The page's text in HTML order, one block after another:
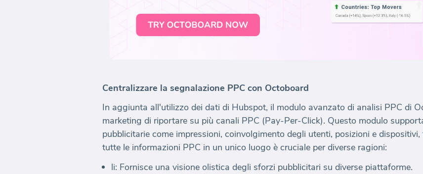
Centralizzare la segnalazione PPC con Octoboard
In aggiunta all'utilizzo dei dati di Hubspot, il modulo avanzato di analisi PPC di
marketing di riportare su più canali PPC (Pay-Per-Click). Questo modulo
pubblicitarie come impressioni, coinvolgimento degli utenti, posizioni e
tutte le informazioni PPC in un unico luogo è cruciale per diverse ragioni:
li: Fornisce una visione olistica degli sforzi pubblicitari su diverse piattaforme.